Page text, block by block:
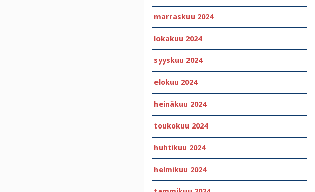
marraskuu 2024
lokakuu 2024
syyskuu 2024
elokuu 2024
heinäkuu 2024
toukokuu 2024
huhtikuu 2024
helmikuu 2024